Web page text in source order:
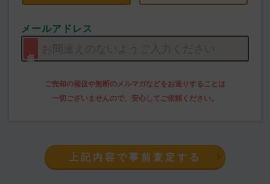
メールアドレス
上記内容で事前査定する